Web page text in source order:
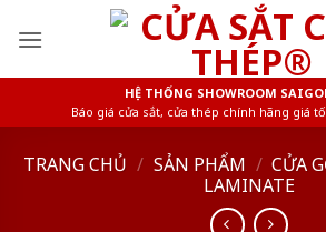
HỆ THỐNG SHOWROOM
Báo giá cửa sắt, cửa thép chính hãng giá
TRANG CHỦ / SẢN PHẨM / CỬA
LAMINATE